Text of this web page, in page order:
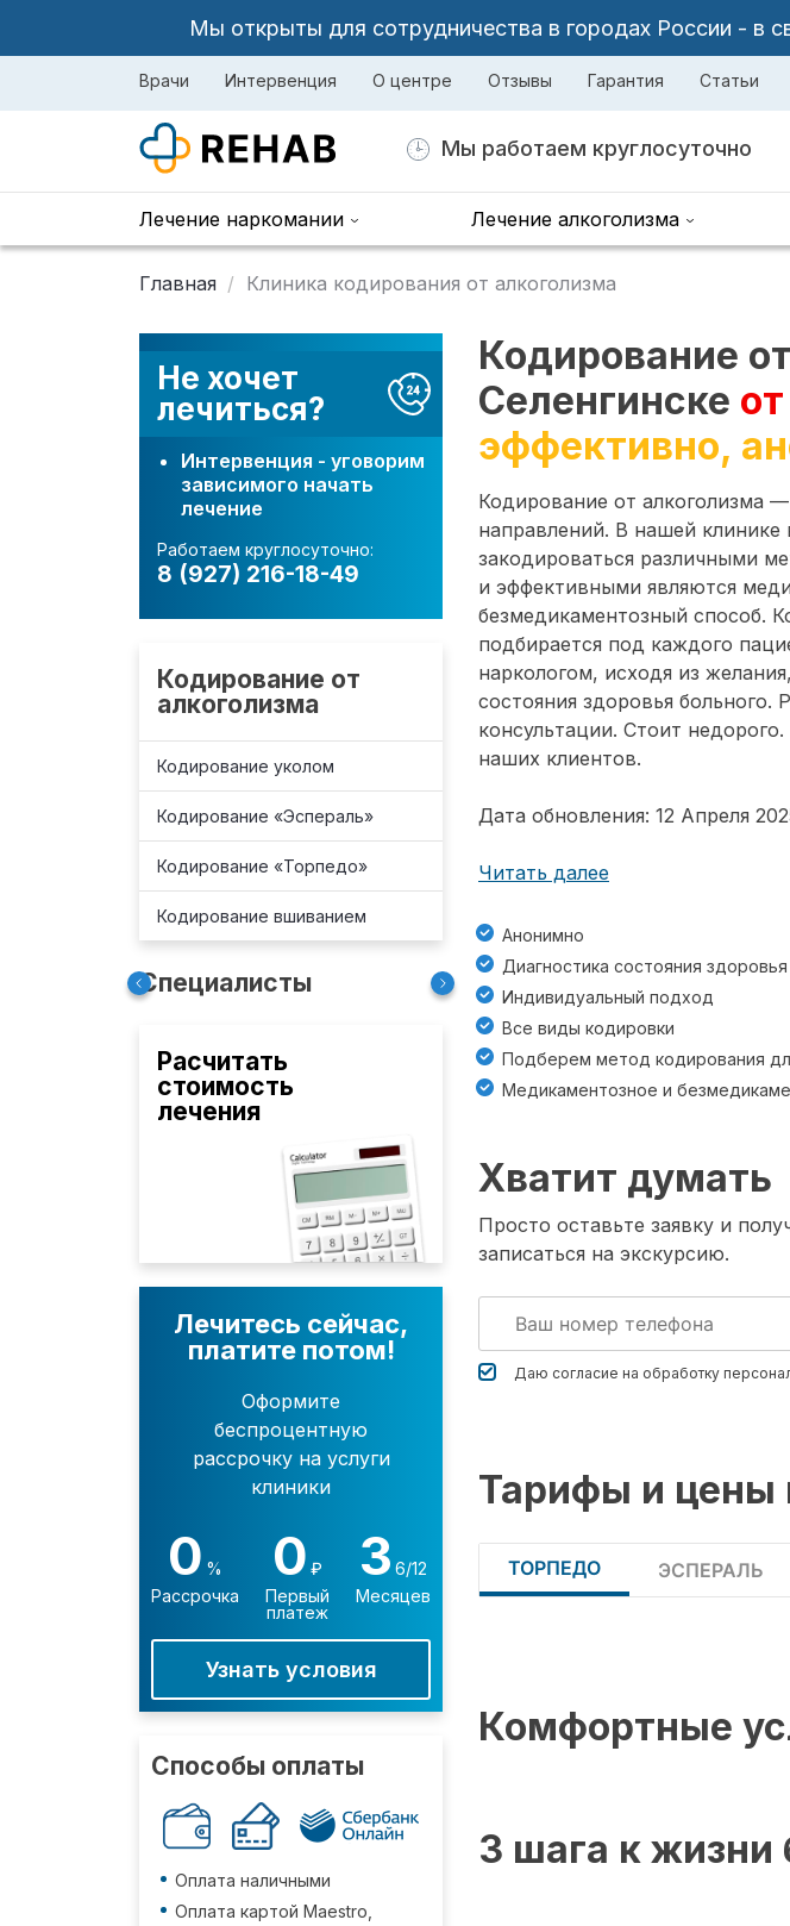
Мы открыты для сотрудничества в городах России - в
Врачи Интервенция О центре Отзывы Гарантия Статьи
Мы работаем круглосуточно
Лечение наркомании Лечение алкоголизма
Главная Клиника кодирования от алкоголизма
Не хочет
лечиться?
Интервенция - уговорим
зависимого начать
лечение
Работаем круглосуточно:
8 (927) 216-18-49
Кодирование от
алкоголизма
Кодирование уколом
Кодирование «Эспераль»
Кодирование «Торпедо»
Кодирование вшиванием
Специалисты
Расчитать
стоимость
лечения
Лечитесь сейчас,
платите потом!
Оформите
беспроцентную
рассрочку на услуги
клиники
0 %
Рассрочка
0 ₽
Первый
платеж
3 6/12
Месяцев
Узнать условия
Способы оплаты
Оплата наличными
Оплата картой Maestro,
Кодирование
Селенгинске
эффективно,
Кодирование от алкоголизма
направлений. В нашей
закодироваться различными
и эффективными являются
безмедикаментозный способ.
подбирается под каждого
наркологом, исходя из
состояния здоровья больного.
консультации. Стоит
наших клиентов.
Дата обновления: 12 Апреля
Читать далее
Анонимно
Диагностика состояния здоровья
Индивидуальный подход
Все виды кодировки
Подберем метод кодирования
Медикаментозное и
Хватит думать
Просто оставьте заявку и
записаться на экскурсию.
Даю согласие на обработку
Тарифы и цены
ТОРПЕДО ЭСПЕРАЛЬ
Комфортные
3 шага к жизни